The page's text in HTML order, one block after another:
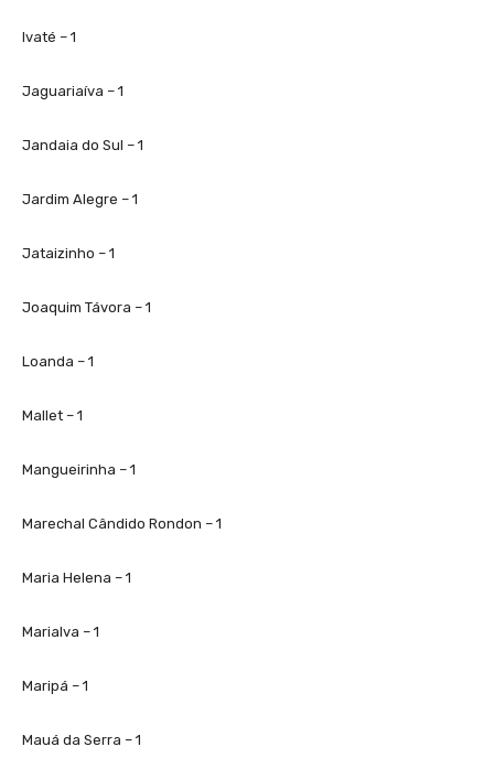
Ivaté – 1
Jaguariaíva – 1
Jandaia do Sul – 1
Jardim Alegre – 1
Jataizinho – 1
Joaquim Távora – 1
Loanda – 1
Mallet – 1
Mangueirinha – 1
Marechal Cândido Rondon – 1
Maria Helena – 1
Marialva – 1
Maripá – 1
Mauá da Serra – 1